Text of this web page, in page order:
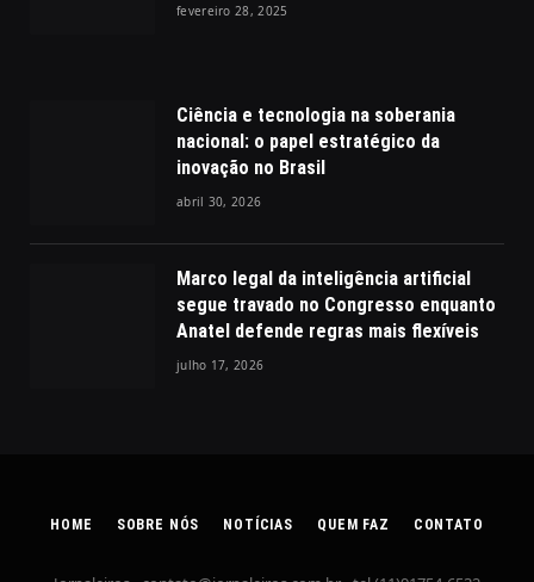
fevereiro 28, 2025
Ciência e tecnologia na soberania
nacional: o papel estratégico da
inovação no Brasil
abril 30, 2026
Marco legal da inteligência artificial
segue travado no Congresso enquanto
Anatel defende regras mais flexíveis
julho 17, 2026
HOME SOBRE NÓS NOTÍCIAS QUEM FAZ CONTATO